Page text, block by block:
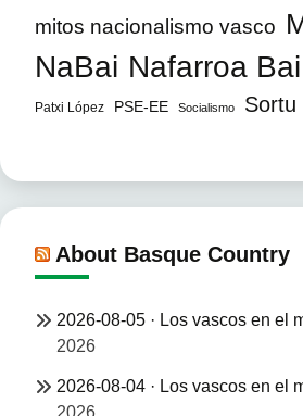
mitos nacionalismo vasco
NaBai Nafarroa Bai
Patxi López PSE-EE Socialismo Sortu
About Basque Country
2026-08-05 · Los vascos en el
2026
2026-08-04 · Los vascos en el